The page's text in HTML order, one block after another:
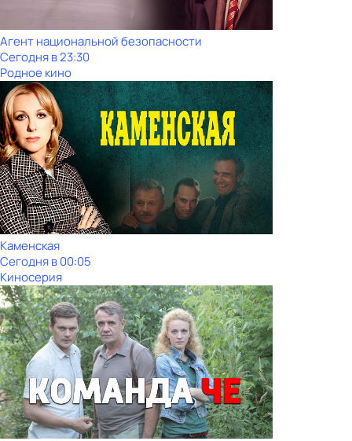
Агент национальной безопасности
Сегодня в 23:30
Родное кино
Каменская
Сегодня в 00:05
Киносерия